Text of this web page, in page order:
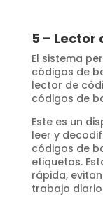
5 – Lector
El sistema
códigos de
lector de
códigos de
Este es un
leer y
códigos de
etiquetas.
rápida,
trabajo